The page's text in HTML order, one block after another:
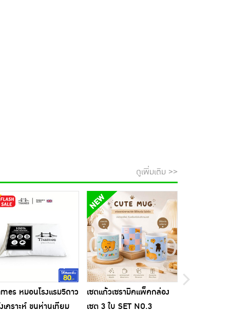
ดูเพิ่มเติม >>
หมอนโรงแรม5ดาว
เคราะห์ ขนห่านเทียม
เซตแก้วเซรามิคแพ็คกล่อง
เซต 3 ใบ SET NO.3